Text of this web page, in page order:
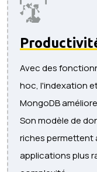
Avec des
hoc, l'indexation
MongoDB
Son modèle de
riches permettent
applications plus